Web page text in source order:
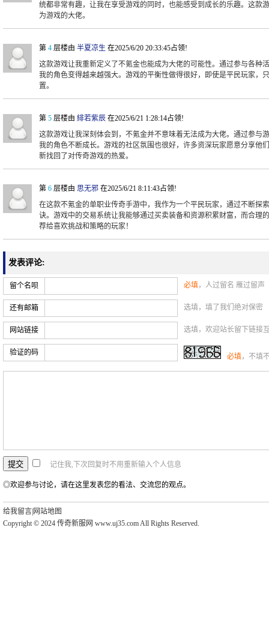
统都非常有趣，让我在享受游戏的同时，也能感受到成长的乐趣。这款
为游戏的大佬。
第 4 层楼由 半夏凉生 在2025/6/20 20:33:45占领!
这款游戏让我重新定义了不氪金也能成为大佬的可能性。通过参与各种
我的角色变得越来越强大。游戏的平衡性做得很好，即使是平民玩家，
置。
第 5 层楼由 緋若紫辰 在2025/6/21 1:28:14占领!
这款游戏让我深刻体会到，不氪金并不意味着无法成为大佬。通过参与
我的角色不断成长。游戏的社区氛围也很好，许多资深玩家愿意分享他
新找回了对传奇游戏的热爱。
第 6 层楼由 思无邪 在2025/6/21 8:11:43占领!
在这款不氪金的单职业传奇手游中，我作为一个平民玩家，通过不断探
诀。游戏中的交易系统让我能够通过买卖装备和资源积累财富，而合理
荐给喜欢挑战和策略的玩家！
发表评论:
留个名呗 必填，人过留名 雁过留声
还有邮箱 选填，填了我们绝对保密
网站链接 选填，欢迎站长留下链接
验证的码 必填，不填
记住我,下次回复时不用重新输入个人信息
◎欢迎参与讨论，请在这里发表您的看法、交流您的观点。
给我留言 网站地图
Copyright © 2024 传奇新服网 www.uj35.com All Rights Reserved.